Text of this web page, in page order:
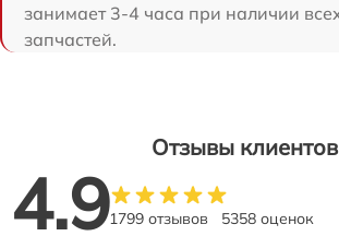
занимает 3-4 часа при наличии
запчастей.
Отзывы клиентов
4.91799 отзывов 5358 оценок